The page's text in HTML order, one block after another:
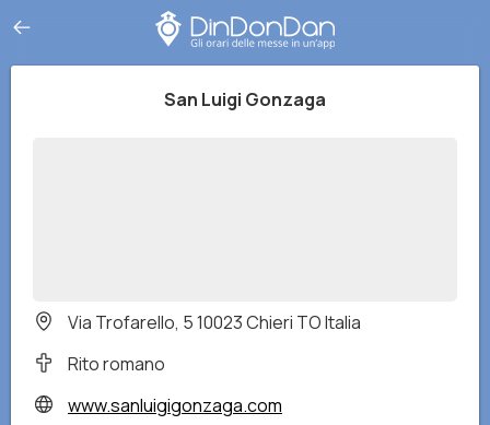
San Luigi Gonzaga
Via Trofarello, 5 10023 Chieri TO Italia
Rito romano
www.sanluigigonzaga.com